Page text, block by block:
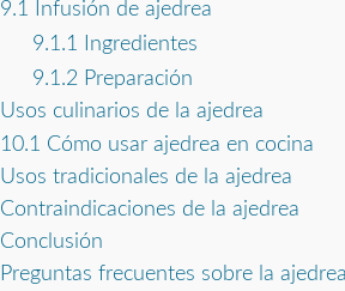
9.1
Infusión de ajedrea
9.1.1
Ingredientes
9.1.2 Preparación
Usos culinarios de la ajedrea
10.1 Cómo usar ajedrea en cocina
Usos tradicionales de la ajedrea
Contraindicaciones de la ajedrea
Conclusión
Preguntas frecuentes sobre la ajedrea